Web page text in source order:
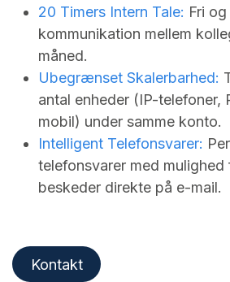
20 Timers Intern Tale: Fri
kommunikation mellem
måned.
Ubegrænset Skalerbarhed:
antal enheder (IP-telefoner,
mobil) under samme konto.
Intelligent Telefonsvarer:
telefonsvarer med
beskeder direkte på e-mail.
Kontakt